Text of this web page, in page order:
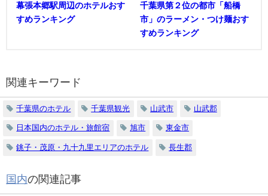
幕張本郷駅周辺のホテルおす
すめランキング
千葉県第２位の都市「船橋
市」のラーメン・つけ麺おす
すめランキング
関連キーワード
千葉県のホテル 千葉県観光 山武市 山武郡
日本国内のホテル・旅館宿 旭市 東金市
銚子・茂原・九十九里エリアのホテル 長生郡
国内の関連記事